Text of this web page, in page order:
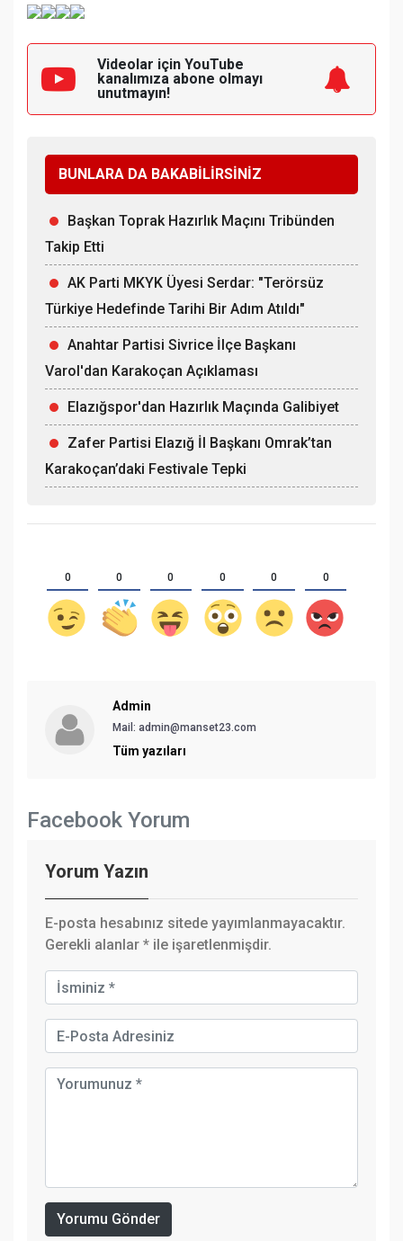
Videolar için YouTube
kanalımıza abone olmayı
unutmayın!
BUNLARA DA BAKABİLİRSİNİZ
Başkan Toprak Hazırlık Maçını Tribünden
Takip Etti
AK Parti MKYK Üyesi Serdar: "Terörsüz
Türkiye Hedefinde Tarihi Bir Adım Atıldı"
Anahtar Partisi Sivrice İlçe Başkanı
Varol'dan Karakoçan Açıklaması
Elazığspor'dan Hazırlık Maçında Galibiyet
Zafer Partisi Elazığ İl Başkanı Omrak’tan
Karakoçan’daki Festivale Tepki
0 0 0 0 0 0
Admin
Mail: admin@manset23.com
Tüm yazıları
Facebook Yorum
Yorum Yazın
E-posta hesabınız sitede yayımlanmayacaktır.
Gerekli alanlar * ile işaretlenmişdir.
Yorumu Gönder